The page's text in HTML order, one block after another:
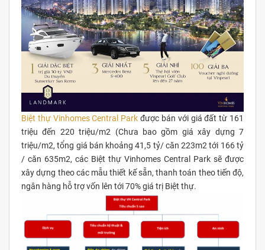
Biệt thự Vinhomes Central Park được bán với giá đất từ 161
triệu đến 220 triệu/m2 (Chưa bao gồm giá xây dựng 7
triệu/m2, tổng giá bán khoảng 41,5 tỷ/ căn 223m2 tới 166 tỷ
/ căn 635m2, các Biệt thự Vinhomes Central Park sẽ được
xây dựng theo các mẫu thiết kế sẵn, thanh toán theo tiến độ,
ngân hàng hỗ trợ vốn lên tới 70% giá trị Biệt thự.